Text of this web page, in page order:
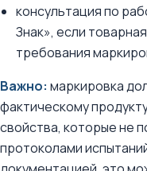
консультация по
Знак», если
требования
Важно: маркировка
фактическому
свойства, которые не
протоколами